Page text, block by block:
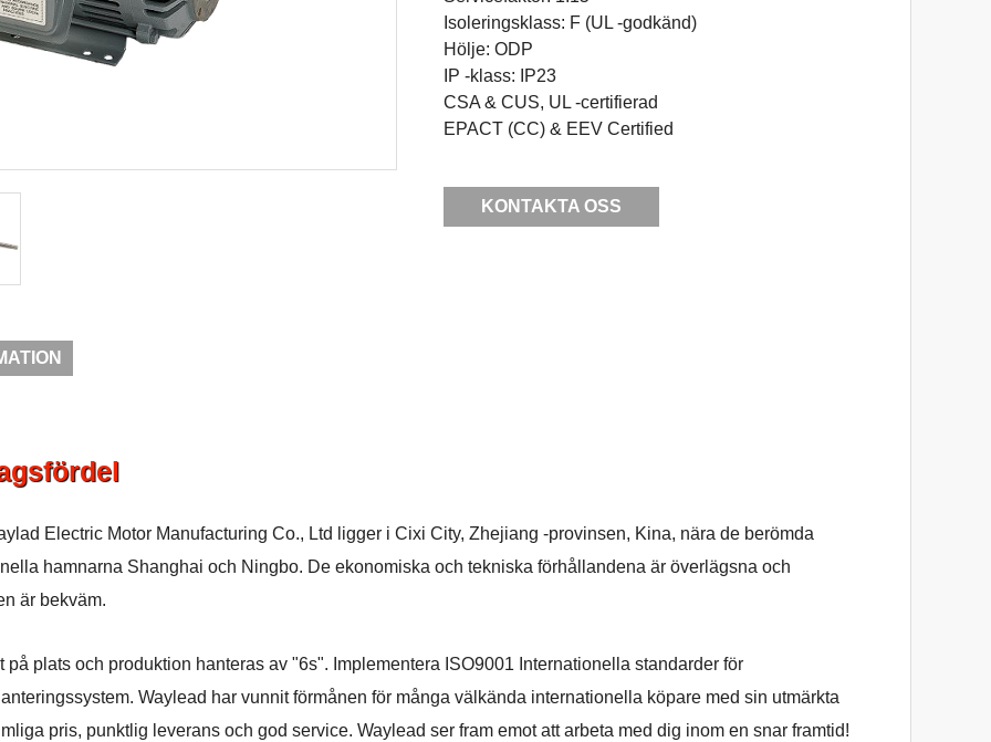
Isoleringsklass: F (UL -godkänd)
Hölje: ODP
IP -klass: IP23
CSA & CUS, UL -certifierad
EPACT (CC) & EEV Certified
KONTAKTA OSS
Electric Motor Manufacturing Co., Ltd ligger i Cixi City, Zhejiang -provinsen, Kina, nära de berömda
hamnarna Shanghai och Ningbo. De ekonomiska och tekniska förhållandena är överlägsna och
är bekväm.
på plats och produktion hanteras av "6s". Implementera ISO9001 Internationella standarder för
Waylead har vunnit förmånen för många välkända internationella köpare med sin utmärkta
pris, punktlig leverans och god service. Waylead ser fram emot att arbeta med dig inom en snar framtid!